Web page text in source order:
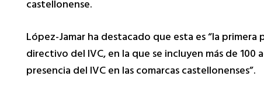
castellonense.
López-Jamar ha destacado que esta es “la
directivo del IVC, en la que se incluyen más de
presencia del IVC en las comarcas castellonenses”.